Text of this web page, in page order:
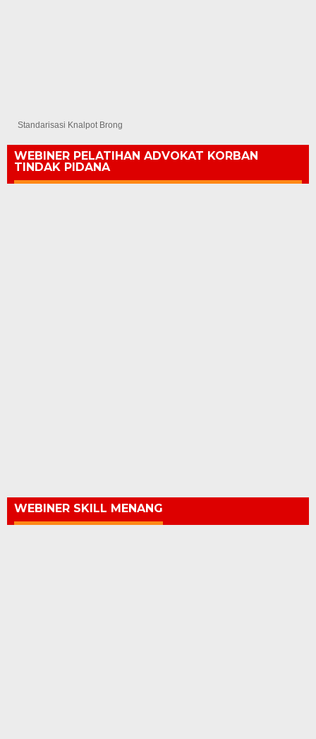
Standarisasi Knalpot Brong
WEBINER PELATIHAN ADVOKAT KORBAN
TINDAK PIDANA
WEBINER SKILL MENANG